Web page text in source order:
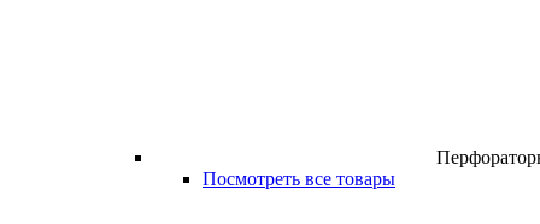
Посмотреть все товары